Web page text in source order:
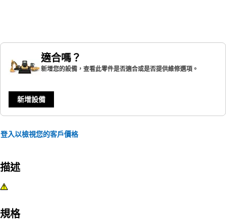
適合嗎？
新增您的設備，查看此零件是否適合或是否提供維修選項。
新增設備
登入以檢視您的客戶價格
描述
規格